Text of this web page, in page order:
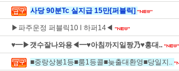
사당 90분Tc 실지급 15만[퍼블릭]
▶파주운정 퍼블릭10 l 하퍼14◀
♥━▶갯수잘나와용◀━♥아침까지일짱乃♥홍대..
■중랑상봉1등■룸1등콜■늦출대환영■당일지..